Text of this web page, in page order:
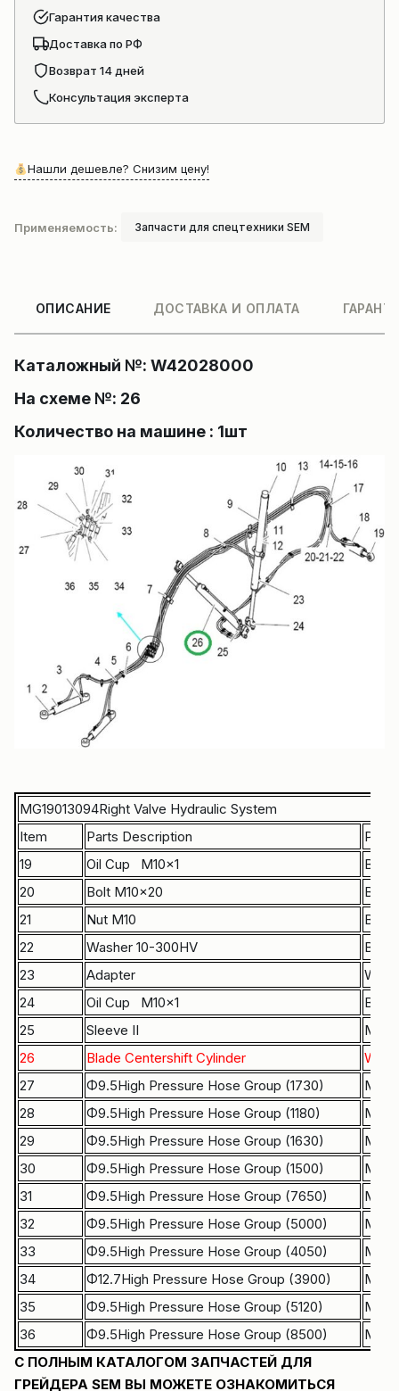
Гарантия качества
Доставка по РФ
Возврат 14 дней
Консультация эксперта
Нашли дешевле? Снизим цену!
Применяемость: Запчасти для спецтехники SEM
ОПИСАНИЕ ДОСТАВКА И ОПЛАТА
Каталожный №: W42028000
На схеме №: 26
Количество на машине : 1шт
MG19013094Right Valve Hydraulic System
Item
Parts Description
19
Oil Cup M10×1
20
Bolt M10×20
21
Nut M10
22
Washer 10-300HV
23
Adapter
24
Oil Cup M10×1
25
Sleeve II
26
Blade Centershift Cylinder
27
Φ9.5High Pressure Hose Group (1730)
28
Φ9.5High Pressure Hose Group (1180)
29
Φ9.5High Pressure Hose Group (1630)
30
Φ9.5High Pressure Hose Group (1500)
31
Φ9.5High Pressure Hose Group (7650)
32
Φ9.5High Pressure Hose Group (5000)
33
Φ9.5High Pressure Hose Group (4050)
34
Φ12.7High Pressure Hose Group (3900)
35
Φ9.5High Pressure Hose Group (5120)
36
Φ9.5High Pressure Hose Group (8500)
C ПОЛНЫМ КАТАЛОГОМ ЗАПЧАСТЕЙ ДЛЯ
ГРЕЙДЕРА SEM ВЫ МОЖЕТЕ ОЗНАКОМИТЬСЯ